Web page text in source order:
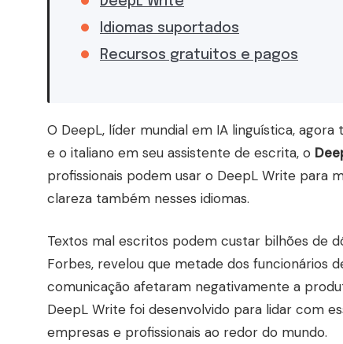
Idiomas suportados
Recursos gratuitos e pagos
O DeepL, líder mundial em IA linguística,
e o italiano em seu assistente de escrita, o
profissionais podem usar o DeepL Write para
clareza também nesses idiomas.
Textos mal escritos podem custar bilhões de
Forbes, revelou que metade dos funcionários
comunicação afetaram negativamente a
DeepL Write foi desenvolvido para lidar com
empresas e profissionais ao redor do mundo.